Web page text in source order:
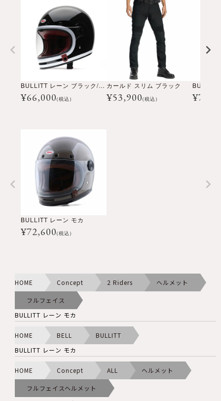
BULLITT レーン ブラック/ホワイト
¥66,000(税込)
カールド スリム ブラック
¥53,900(税込) ¥
BULLITT レーン モカ
¥72,600(税込)
HOME Concept 2 Riders ヘルメット
フルフェイス
BULLITT レーン モカ
HOME BELL
BULLITT
BULLITT レーン モカ
HOME Concept ALL ヘルメット
フルフェイスヘルメット